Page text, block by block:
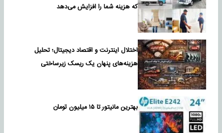
که هزینه شما را افزایش می‌دهد
اختلال اینترنت و اقتصاد دیجیتال؛ تحلیل
هزینه‌های پنهان یک ریسک زیرساختی
بهترین مانیتور تا ۱۵ میلیون تومان